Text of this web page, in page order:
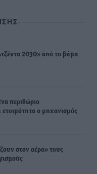
2030» από το βήμα
περιθώριο
ο μηχανισμός
στον αέρα» τους